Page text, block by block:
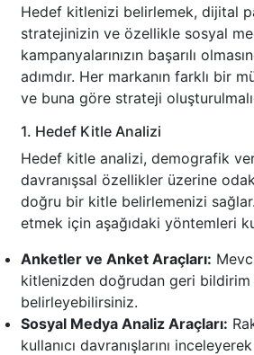
Hedef kitlenizi belirlemek, dijital
stratejinizin ve özellikle sosyal
kampanyalarınızın başarılı
adımdır. Her markanın farklı bir
ve buna göre strateji
1. Hedef Kitle Analizi
Hedef kitle analizi, demografik
davranışsal özellikler üzerine
doğru bir kitle belirlemenizi
etmek için aşağıdaki yöntemleri
Anketler ve Anket Araçları:
kitlenizden doğrudan geri bildirim
belirleyebilirsiniz.
Sosyal Medya Analiz Araçları:
kullanıcı davranışlarını